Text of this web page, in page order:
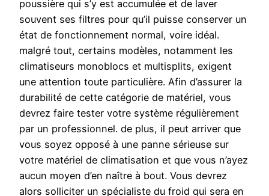
poussière qui s’y est accumulée et de laver
souvent ses filtres pour qu’il puisse conserver un
état de fonctionnement normal, voire idéal.
malgré tout, certains modèles, notamment les
climatiseurs monoblocs et multisplits, exigent
une attention toute particulière. Afin d’assurer la
durabilité de cette catégorie de matériel, vous
devrez faire tester votre système régulièrement
par un professionnel. de plus, il peut arriver que
vous soyez opposé à une panne sérieuse sur
votre matériel de climatisation et que vous n’ayez
aucun moyen d’en naître à bout. Vous devrez
alors solliciter un spécialiste du froid qui sera en